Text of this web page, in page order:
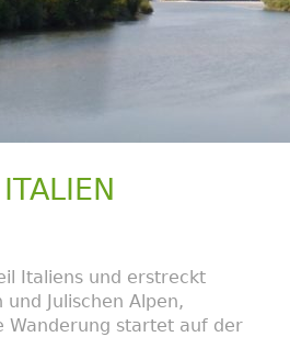
Italiens und erstreckt
Julischen Alpen,
Wanderung startet auf der